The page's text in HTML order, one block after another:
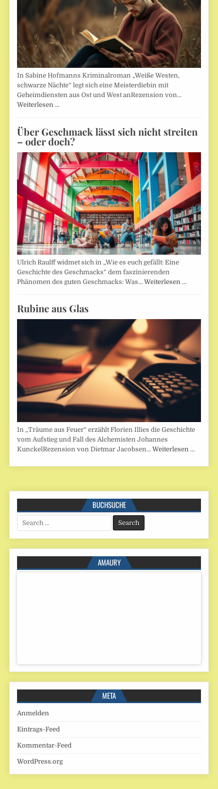
In Sabine Hofmanns Kriminalroman „Weiße Westen,
schwarze Nächte“ legt sich eine Meisterdiebin mit
Geheimdiensten aus Ost und West anRezension von…
Weiterlesen …
Über Geschmack lässt sich nicht streiten
– oder doch?
Ulrich Raulff widmet sich in „Wie es euch gefällt: Eine
Geschichte des Geschmacks“ dem faszinierenden
Phänomen des guten Geschmacks: Was…Weiterlesen …
Rubine aus Glas
In „Träume aus Feuer“ erzählt Florien Illies die Geschichte
vom Aufstieg und Fall des Alchemisten Johannes
KunckelRezension von Dietmar Jacobsen…Weiterlesen …
BUCHSUCHE
Search
for:
AMAURY
META
Anmelden
Eintrags-Feed
Kommentar-Feed
WordPress.org